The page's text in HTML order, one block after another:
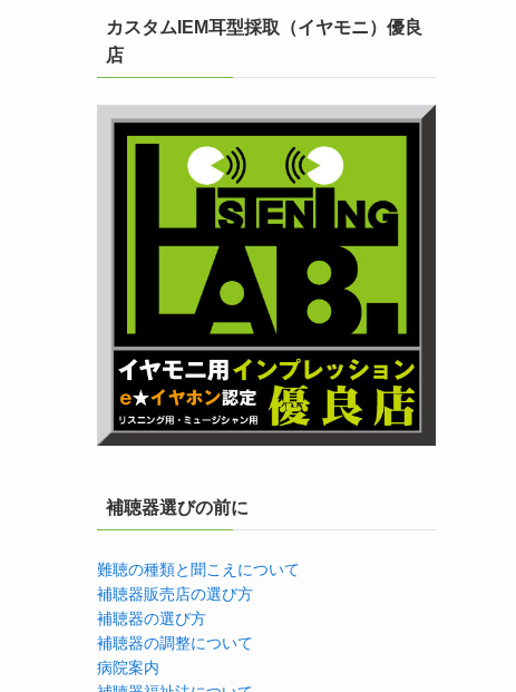
カスタムIEM耳型採取（イヤモニ）優良
店
補聴器選びの前に
難聴の種類と聞こえについて
補聴器販売店の選び方
補聴器の選び方
補聴器の調整について
病院案内